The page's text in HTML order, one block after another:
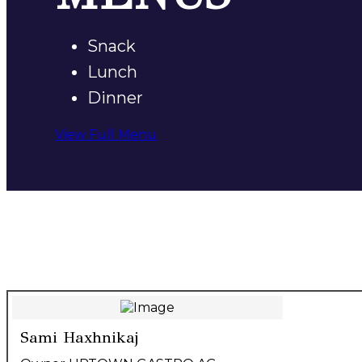
Snack
Lunch
Dinner
View Full Menu
Sami Haxhnikaj